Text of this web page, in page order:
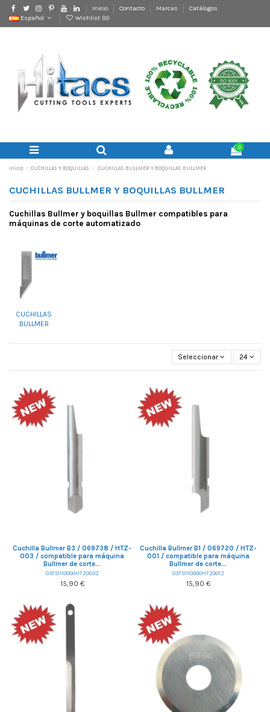
Inicio Contacto Marcas
Catálogos
Español
Wishlist (0)
0
Inicio CUCHILLAS Y BOQUILLAS CUCHILLAS BULLMER Y BOQUILLAS BULLMER
CUCHILLAS BULLMER Y BOQUILLAS BULLMER
Cuchillas Bullmer y boquillas Bullmer compatibles para
máquinas de corte automatizado
CUCHILLAS
BULLMER
Seleccionar 24
Cuchilla Bullmer B3 / 069738 / HTZ-
003 / compatible para máquina
Bullmer de corte...
03751110000HTZ003Z
15,90 €
Cuchilla Bullmer B1 / 069720 / HTZ-
001 / compatible para máquina
Bullmer de corte...
03751110000HTZ001Z
15,90 €